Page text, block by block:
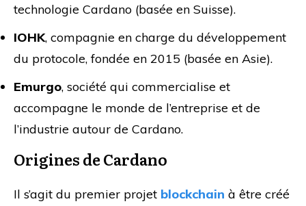
technologie Cardano (basée en Suisse).
IOHK, compagnie en charge du développement
du protocole, fondée en 2015 (basée en Asie).
Emurgo, société qui commercialise et
accompagne le monde de l’entreprise et de
l’industrie autour de Cardano.
Origines de Cardano
Il s’agit du premier projet blockchain à être créé